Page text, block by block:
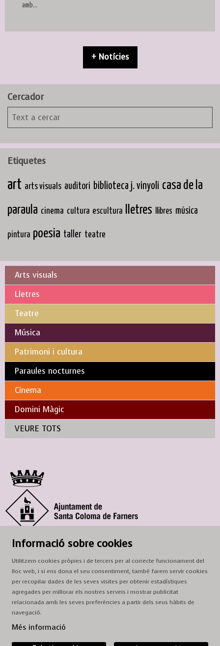
amb...
+ Notícies
Cercador
Etiquetes
art arts visuals auditori biblioteca j. vinyoli casa de la
paraula cinema cultura escultura lletres llibres música
pintura poesia taller teatre
Arts visuals
Lletres
Teatre
Música
Patrimoni i cultura
Paraules nocturnes
Cinema
Domini Màgic
VEURE TOTS
© Ajuntament de Santa Coloma de Farners
: de dilluns a dissabte, de 9 a 13 h.
Adreça: c. del Prat, 16, 17430 Santa Coloma de Farners
A/e:cultura@scf.cat
Sitemap
Informació sobre cookies
Utilitzem cookies pròpies i de tercers per al correcte funcionament del
lloc web, i si ens dona el seu consentiment, també farem servir cookies
per recopilar dades de les seves visites per obtenir estadístiques
agregades per millorar els nostres serveis i mostrar publicitat
relacionada amb les seves preferències a partir dels seus hàbits de
navegació.
Més informació